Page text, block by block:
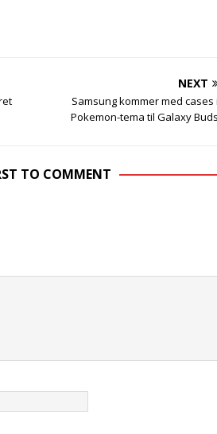
NEXT
Samsung kommer med cases i
Pokemon-tema til Galaxy Buds
TO COMMENT